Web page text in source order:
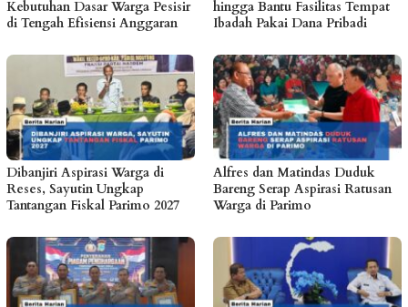
Kebutuhan Dasar Warga Pesisir
di Tengah Efisiensi Anggaran
hingga Bantu Fasilitas Tempat
Ibadah Pakai Dana Pribadi
Dibanjiri Aspirasi Warga di
Reses, Sayutin Ungkap
Tantangan Fiskal Parimo 2027
Alfres dan Matindas Duduk
Bareng Serap Aspirasi Ratusan
Warga di Parimo